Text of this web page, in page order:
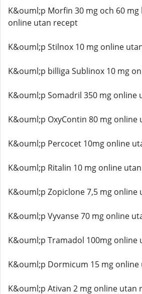
K&ouml;p Morfin 30 mg och 60
online utan recept
K&ouml;p Stilnox 10 mg online
K&ouml;p billiga Sublinox 10 mg
K&ouml;p Somadril 350 mg online
K&ouml;p OxyContin 80 mg online
K&ouml;p Percocet 10mg online
K&ouml;p Ritalin 10 mg online
K&ouml;p Zopiclone 7,5 mg online
K&ouml;p Vyvanse 70 mg online
K&ouml;p Tramadol 100mg online
K&ouml;p Dormicum 15 mg
K&ouml;p Ativan 2 mg online utan